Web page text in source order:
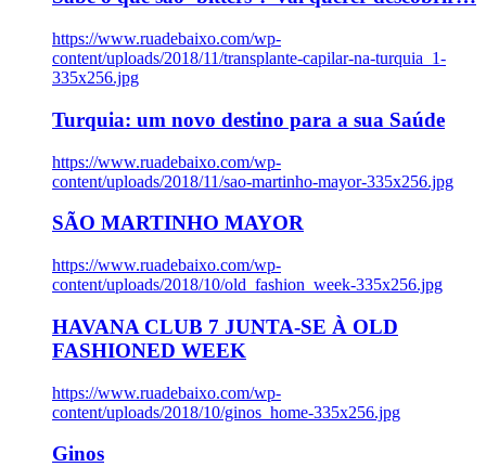
https://www.ruadebaixo.com/wp-
content/uploads/2018/11/transplante-capilar-na-turquia_1-
335x256.jpg
Turquia: um novo destino para a sua Saúde
https://www.ruadebaixo.com/wp-
content/uploads/2018/11/sao-martinho-mayor-335x256.jpg
SÃO MARTINHO MAYOR
https://www.ruadebaixo.com/wp-
content/uploads/2018/10/old_fashion_week-335x256.jpg
HAVANA CLUB 7 JUNTA-SE À OLD
FASHIONED WEEK
https://www.ruadebaixo.com/wp-
content/uploads/2018/10/ginos_home-335x256.jpg
Ginos